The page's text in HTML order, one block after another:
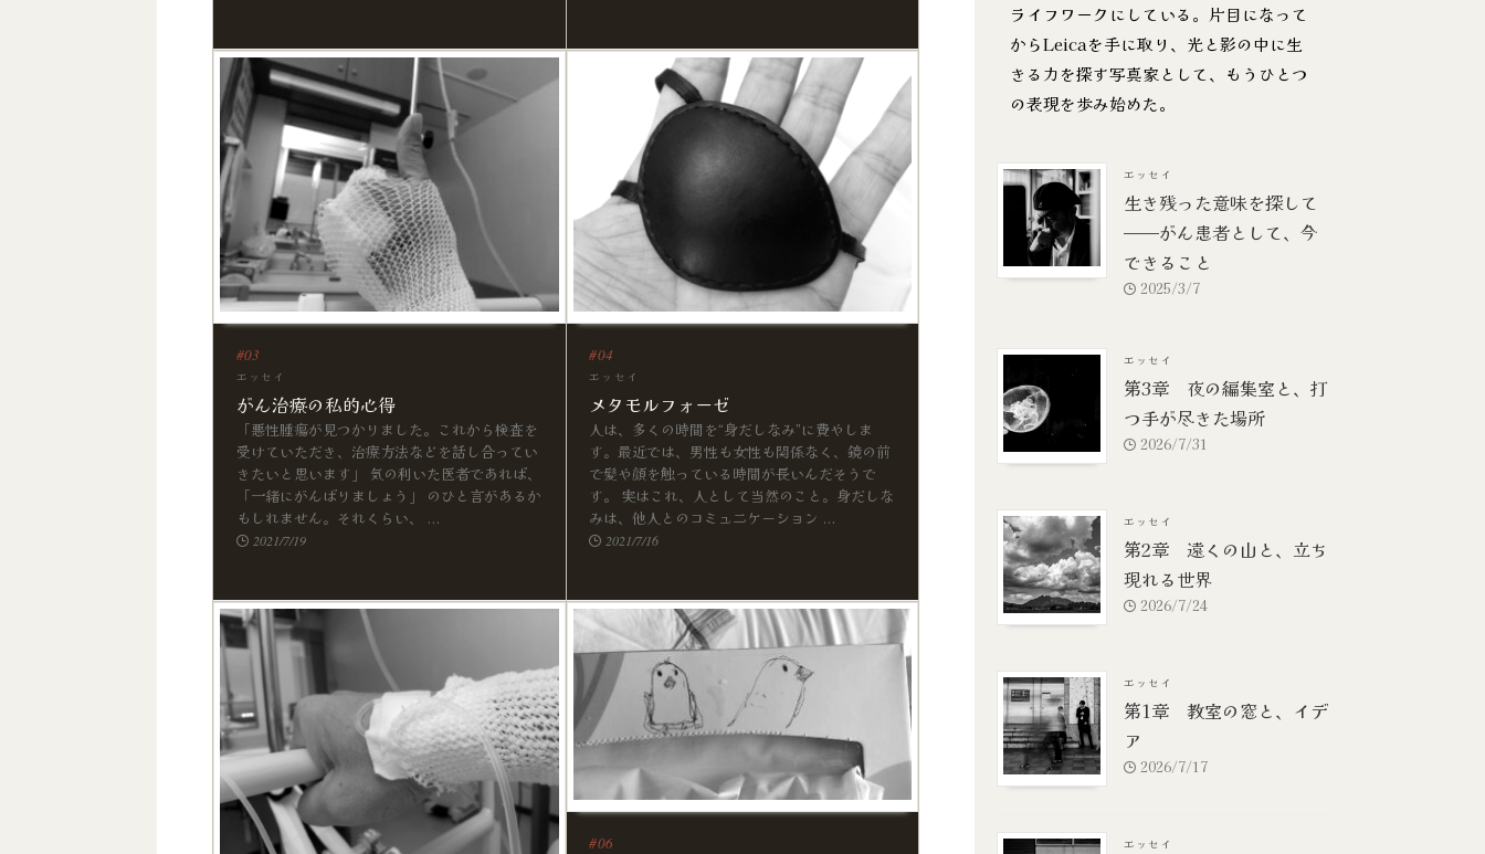
エッセイ
がん治療の私的心得
2021/7/19
「悪性腫瘍が見つかりました。これから検査を
受けていただき、治療方法などを話し合ってい
きたいと思います」 気の利いた医者であれば、
「一緒にがんばりましょう」 のひと言があるか
もしれません。それくらい、 ...
エッセイ
メタモルフォーゼ
2021/7/16
人は、多くの時間を“身だしなみ”に費やしま
す。最近では、男性も女性も関係なく、鏡の前
で髪や顔を触っている時間が長いんだそうで
す。 実はこれ、人として当然のこと。身だしな
みは、他人とのコミュニケーション ...
ライフワークにしている。片目になって
からLeicaを手に取り、光と影の中に生
きる力を探す写真家として、もうひとつ
の表現を歩み始めた。
エッセイ
生き残った意味を探して
——がん患者として、今
できること
2025/3/7
エッセイ
第3章 夜の編集室と、打
つ手が尽きた場所
2026/7/31
エッセイ
第2章 遠くの山と、立ち
現れる世界
2026/7/24
エッセイ
第1章 教室の窓と、イデ
ア
2026/7/17
エッセイ